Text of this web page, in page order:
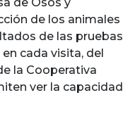
de los animales
de las pruebas
cada visita, del
la Cooperativa
ver la capacidad